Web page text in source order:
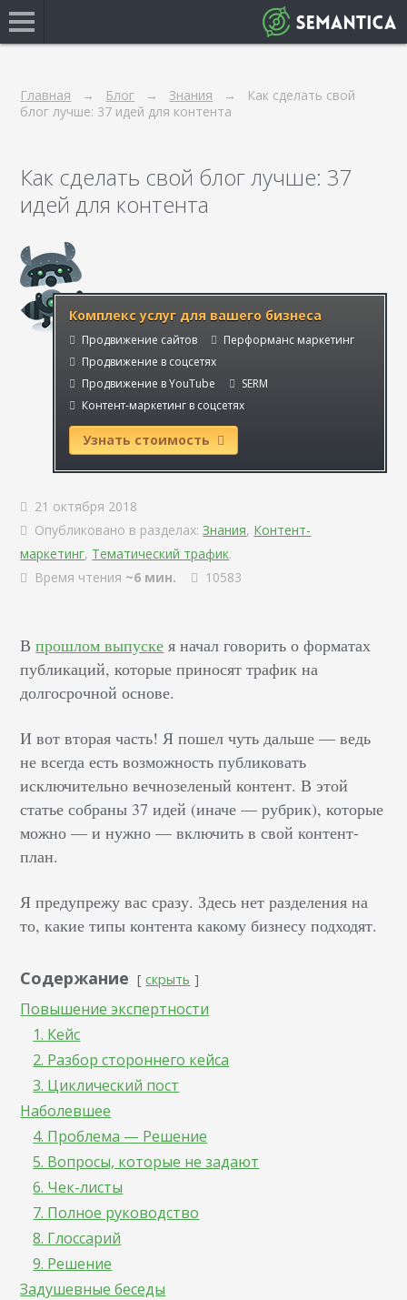
Главная Блог Знания
Как сделать свой
блог лучше: 37 идей для контента
Как сделать свой блог лучше: 37
идей для контента
Комплекс услуг для вашего бизнеса
Продвижение сайтов
Перформанс маркетинг
Продвижение в соцсетях
Продвижение в YouTube
SERM
Контент-маркетинг в соцсетях
Узнать стоимость
21 октября 2018
Опубликовано в разделах: Знания, Контент-
маркетинг, Тематический трафик.
Время чтения ~6 мин. 10583
Впрошлом выпуске я начал говорить о форматах
публикаций, которые приносят трафик на
долгосрочной основе.
И вот вторая часть! Я пошел чуть дальше — ведь
не всегда есть возможность публиковать
исключительно вечнозеленый контент. В этой
статье собраны 37 идей (иначе — рубрик), которые
можно — и нужно — включить в свой контент-
план.
Я предупрежу вас сразу. Здесь нет разделения на
то, какие типы контента какому бизнесу подходят.
Содержание скрыть
Повышение экспертности
1. Кейс
2. Разбор стороннего кейса
3. Циклический пост
Наболевшее
4. Проблема — Решение
5. Вопросы, которые не задают
6. Чек-листы
7. Полное руководство
8. Глоссарий
9. Решение
Задушевные беседы